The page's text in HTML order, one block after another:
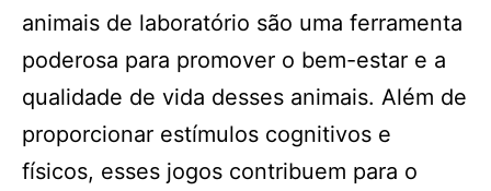
animais de laboratório são uma ferramenta
poderosa para promover o bem-estar e a
qualidade de vida desses animais. Além de
proporcionar estímulos cognitivos e
físicos, esses jogos contribuem para o